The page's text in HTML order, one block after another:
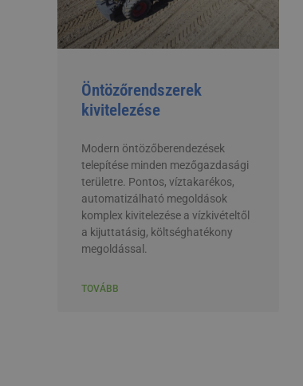
Öntözőrendszerek
kivitelezése
Modern öntözőberendezések
telepítése minden mezőgazdasági
területre. Pontos, víztakarékos,
automatizálható megoldások
komplex kivitelezése a vízkivételtől
a kijuttatásig, költséghatékony
megoldással.
TOVÁBB